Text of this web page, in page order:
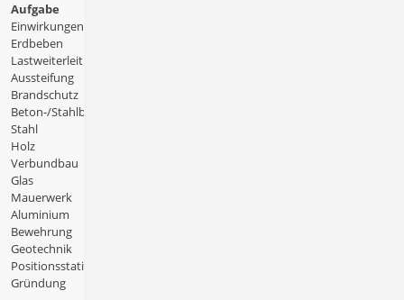
Aufgabe
Einwirkungen
Erdbeben
Lastweiterleitung
Aussteifung
Brandschutz
Beton-/Stahlbeton
Stahl
Holz
Verbundbau
Glas
Mauerwerk
Aluminium
Bewehrung
Geotechnik
Positionsstatik
Gründung